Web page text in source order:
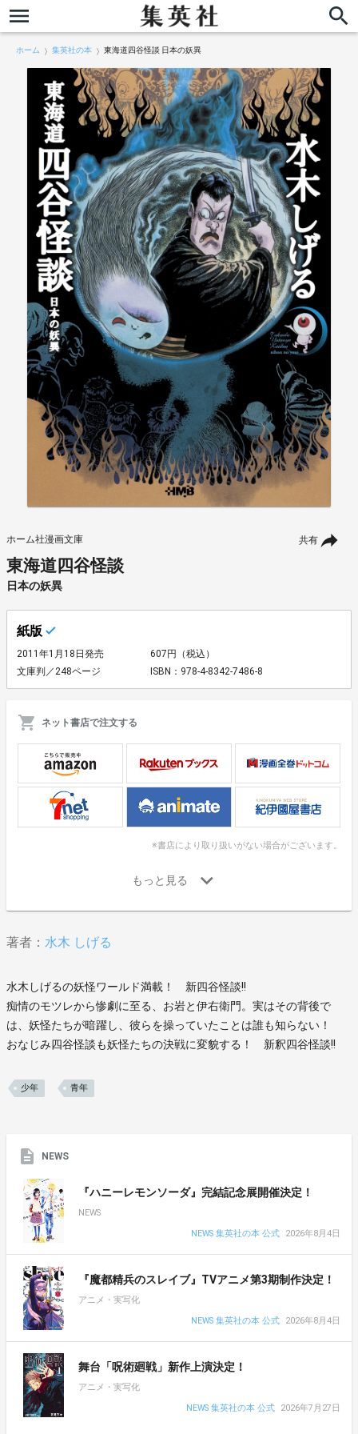
ホーム 集英社の本 東海道四谷怪談 日本の妖異
共有
ホーム社漫画文庫
東海道四谷怪談
日本の妖異
紙版
2011年1月18日発売
607円（税込）
文庫判／248ページ
ISBN：978-4-8342-7486-8
ネット書店で注文する
※書店により取り扱いがない場合がございます。
著者： 水木 しげる
水木しげるの妖怪ワールド満載！ 新四谷怪談!!
痴情のモツレから惨劇に至る、お岩と伊右衛門。実はその背後で
は、妖怪たちが暗躍し、彼らを操っていたことは誰も知らない！
おなじみ四谷怪談も妖怪たちの決戦に変貌する！ 新釈四谷怪談!!
少年 青年
NEWS
『ハニーレモンソーダ』完結記念展開催決定！
NEWS
NEWS 集英社の本 公式
2026年8月4日
『魔都精兵のスレイブ』TVアニメ第3期制作決定！
アニメ・実写化
NEWS 集英社の本 公式
2026年8月4日
舞台「呪術廻戦」新作上演決定！
アニメ・実写化
NEWS 集英社の本 公式
2026年7月27日